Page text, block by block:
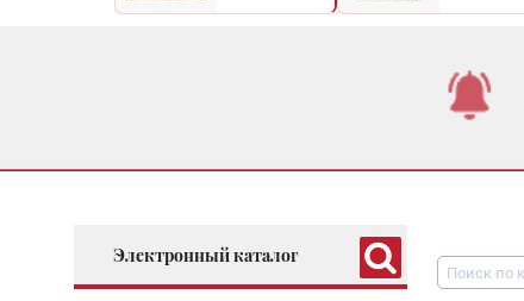
Электронный каталог